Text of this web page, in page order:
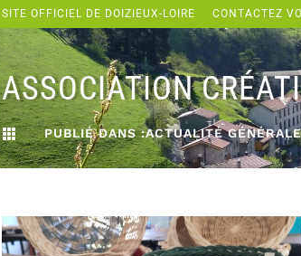
SITE OFFICIEL DE DOIZIEUX-LOIRE CONTACTEZ
ASSOCIATION
 PUBLIÉ DANS :ACTUALITÉ GÉNÉRALE